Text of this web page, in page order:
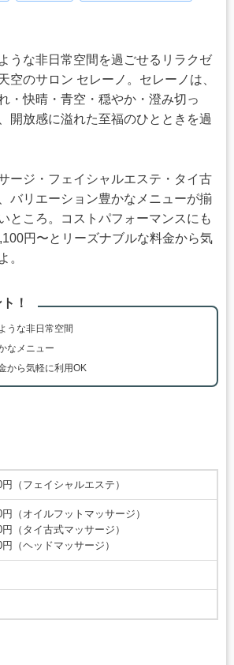
うな非日常空間を過ごせるリラクゼ
空のサロン セレーノ。セレーノは、
・快晴・青空・穏やか・澄み切っ
開放感に溢れた至福のひとときを過
ージ・フェイシャルエステ・タイ古
バリエーション豊かなメニューが揃
ところ。コストパフォーマンスにも
円〜とリーズナブルな料金から気
。
！
うな非日常空間
なメニュー
から気軽に利用OK
（フェイシャルエステ）
円（オイルフットマッサージ）
（タイ古式マッサージ）
円（ヘッドマッサージ）